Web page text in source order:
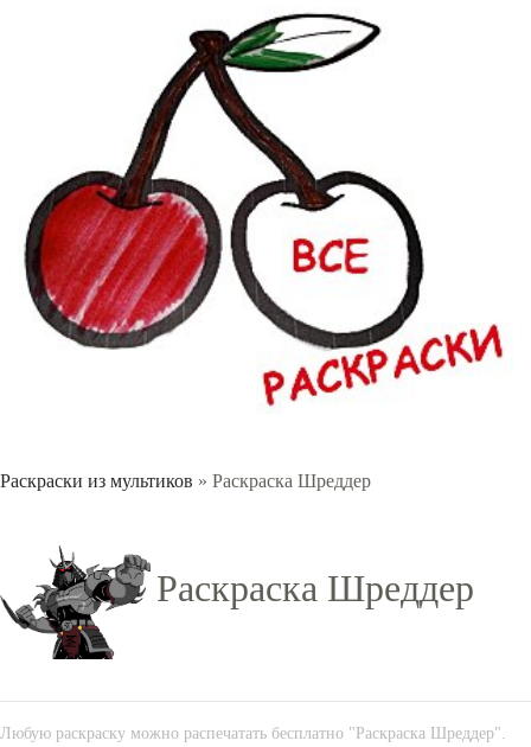
Раскраски из мультиков » Раскраска Шреддер
Раскраска Шреддер
Любую раскраску можно распечатать бесплатно "Раскраска Шреддер".